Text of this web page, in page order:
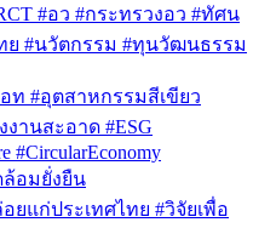
#อว #กระทรวงอว #ทัศน
ทย #นวัตกรรม #ทุนวัฒนธรรม
อท #อุตสาหกรรมสีเขียว
านสะอาด #ESG
#CircularEconomy
ล้อมยั่งยืน
อยแก่ประเทศไทย #วิจัยเพื่อ